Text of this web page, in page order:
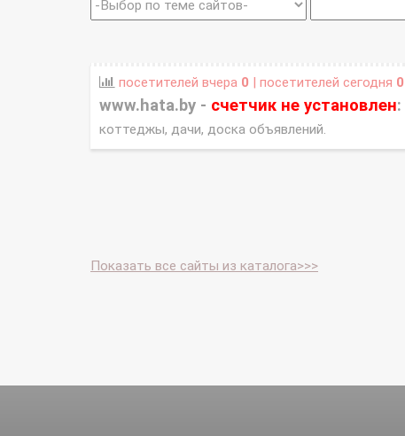
посетителей вчера 0 | посетителей сегодня 0
www.hata.by - счетчик не установлен:
коттеджы, дачи, доска объявлений.
Показать все сайты из каталога>>>